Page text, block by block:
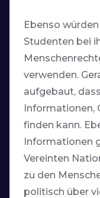
Ebenso
Studenten bei
verwenden.
aufgebaut,
Informationen,
finden kann.
Informationen
Vereinten
zu den
politisch über